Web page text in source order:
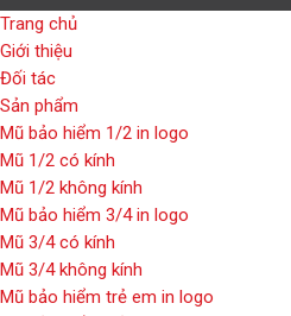
Trang chủ
Giới thiệu
Đối tác
Sản phẩm
Mũ bảo hiểm 1/2 in logo
Mũ 1/2 có kính
Mũ 1/2 không kính
Mũ bảo hiểm 3/4 in logo
Mũ 3/4 có kính
Mũ 3/4 không kính
Mũ bảo hiểm trẻ em in logo